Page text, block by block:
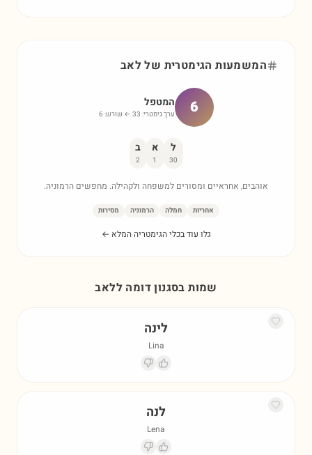
המשמעות הגימטרית שללאב
6 המטפל
ערך גימטרי: 33 ← שורש: 6
ל
30
א
1
ב
2
אוהבים, אחראיים ומסורים למשפחה ולקהילה. מחפשים הרמוניה.
אחריות חמלה הרמוניה מסירות
גלו עוד בכלי הגימטריה המלא ←
שמות בסגנון דומה ללאב
לינה
Lina
לנה
Lena